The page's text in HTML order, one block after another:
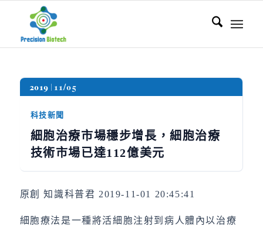
2019 11/05
科技新聞
細胞治療市場穩步增長，細胞治療
技術市場已達112億美元
原創 知識科普君 2019-11-01 20:45:41
細胞療法是一種將活細胞注射到病人體內以治療